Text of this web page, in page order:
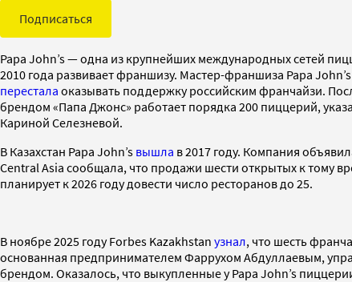
Подписаться
Papa John’s — одна из крупнейших международных сетей
2010 года развивает франшизу. Мастер-франшиза Papa
перестала оказывать поддержку российским франчайзи.
брендом «Папа Джонс» работает порядка 200 пиццерий,
Кариной Селезневой.
В Казахстан Papa John’s вышла в 2017 году. Компания
Central Asia сообщала, что продажи шести открытых к тому
планирует к 2026 году довести число ресторанов до 25.
В ноябре 2025 году Forbes Kazakhstan узнал, что шесть
основанная предпринимателем Фаррухом Абдуллаевым,
брендом. Оказалось, что выкупленные у Papa John’s